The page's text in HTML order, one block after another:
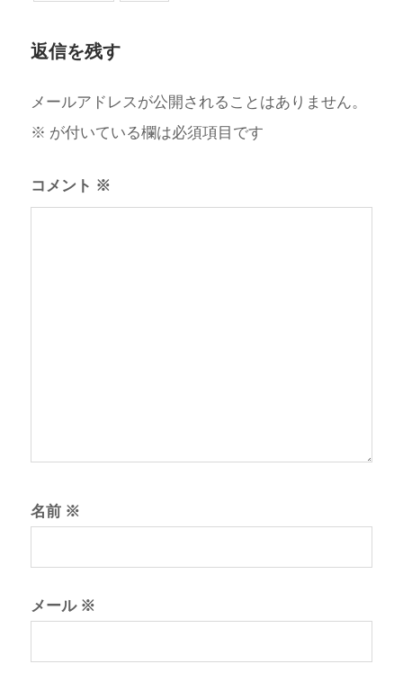
返信を残す
メールアドレスが公開されることはありません。
※ が付いている欄は必須項目です
コメント ※
名前 ※
メール ※